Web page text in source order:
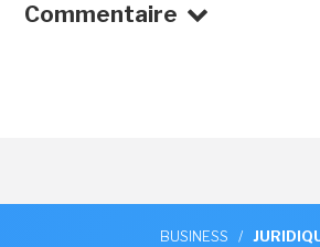
Commentaire
BUSINESS /